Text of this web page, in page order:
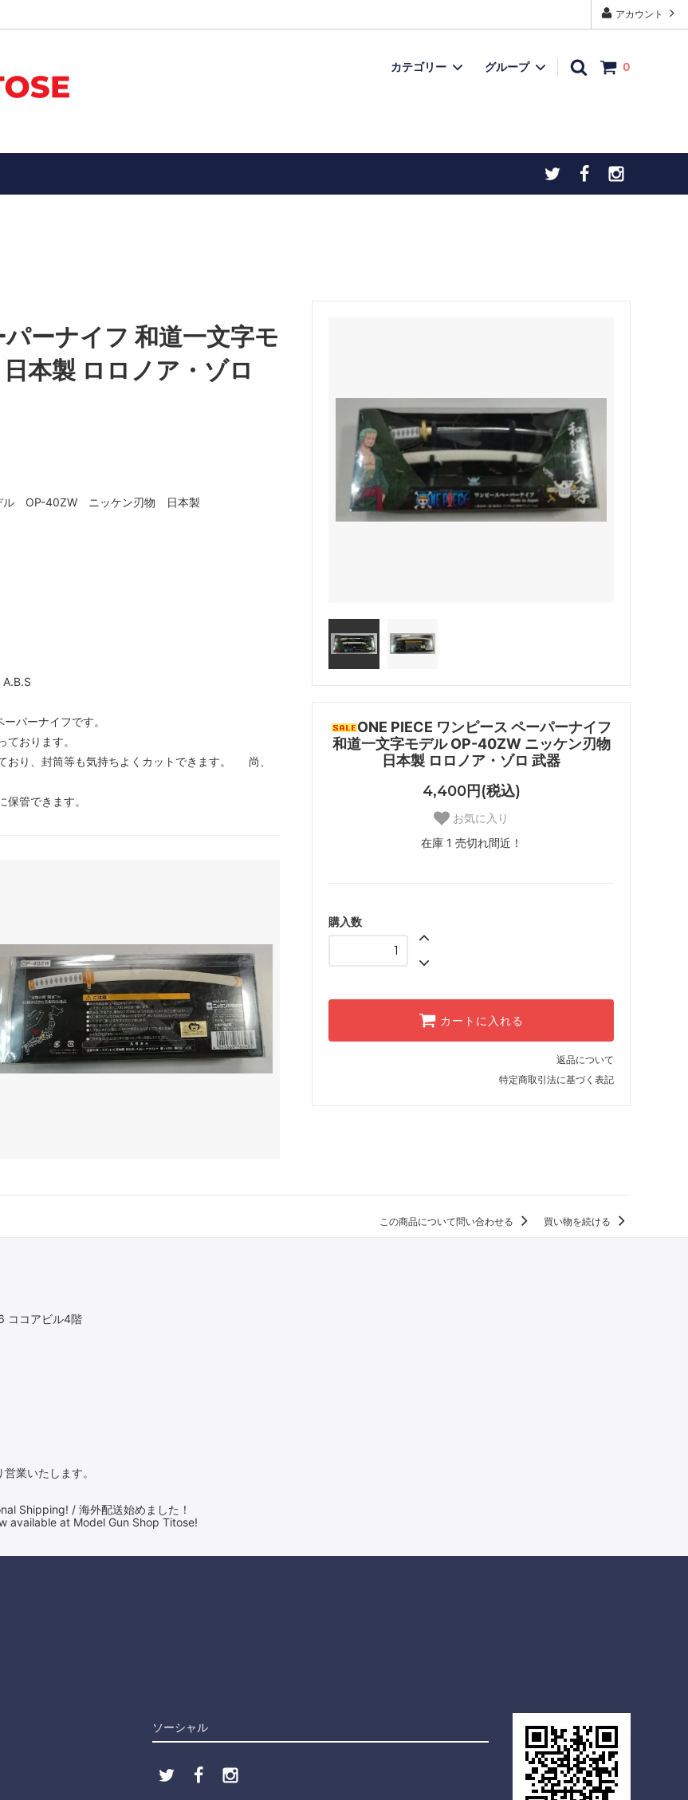
アカウント
0
カテゴリー
ミリタリーアイテム 忍者ダーツ・手裏剣ダーツ
グループ
ガン・ガスガン・電動ガ
子供向け１０歳以上用１４歳以上用 チトセオリジナル製品
ONE PIECE ワンピース ペーパーナイフ
和道一文字モデル OP-40ZW ニッケン刃物
日本製 ロロノア・ゾロ 武器
4,400円(税込)
お気に入り
在庫 1 売切れ間近！
購入数
カートに入れる
返品について
特定商取引法に基づく表記
ーナイフ 和道一文字モ
本製 ロロノア・ゾロ
ル OP-40ZW ニッケン刃物 日本製
パーナイフです。
おります。
おり、封筒等も気持ちよくカットできます。 尚、
管できます。
この商品について問い合わせる 買い物を続ける
ココアビル4階
業いたします。
Shipping! / 海外配送始めました！
available at Model Gun Shop Titose!
ソーシャル